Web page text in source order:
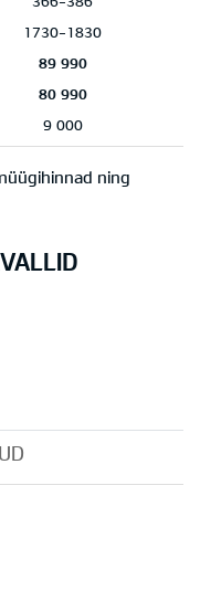
1730-1830
89 990
80 990
9 000
ning